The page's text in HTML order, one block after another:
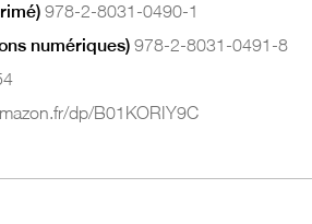
978-2-8031-0490-1
numériques) 978-2-8031-0491-8
dp/B01KORIY9C